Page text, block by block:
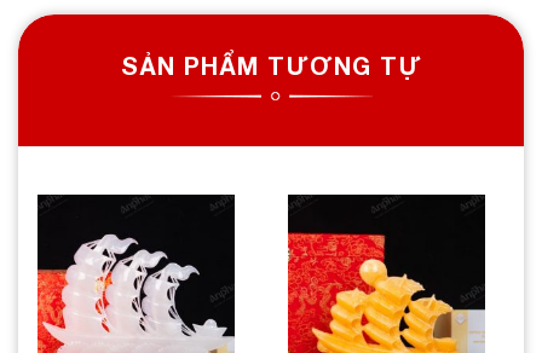
SẢN PHẨM TƯƠNG TỰ